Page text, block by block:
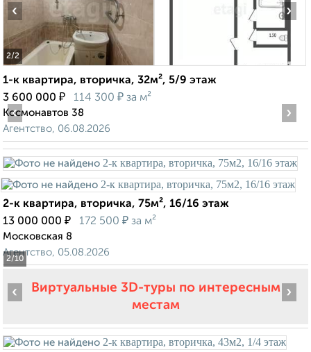
2/2
‹ ›
1-к квартира, вторичка, 32м², 5/9 этаж
3 600 000 ₽ 114 300 ₽ за м²
Космонавтов 38
Агентство, 06.08.2026
2/10
‹ ›
2-к квартира, вторичка, 75м², 16/16 этаж
13 000 000 ₽ 172 500 ₽ за м²
Московская 8
Агентство, 05.08.2026
Виртуальные 3D-туры по интересным
местам
‹ ›